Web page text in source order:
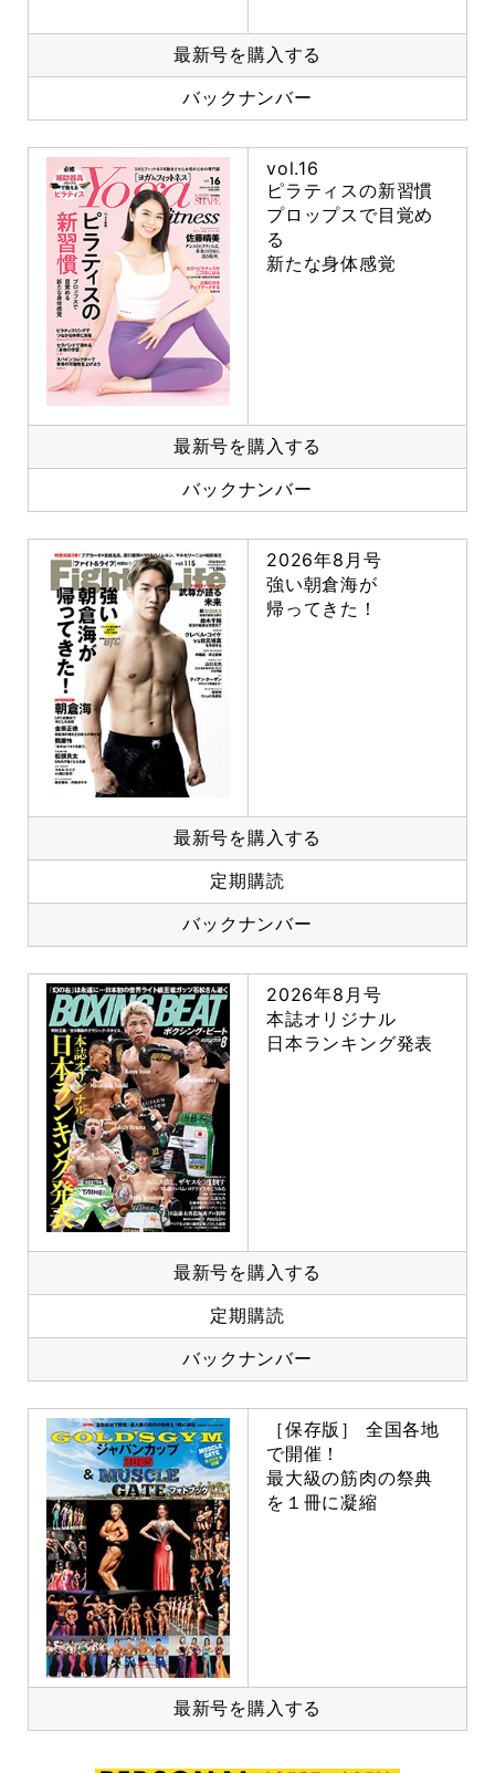
最新号を購入する
バックナンバー
vol.16
ピラティスの新習慣
プロップスで目覚め
る
新たな身体感覚
最新号を購入する
バックナンバー
2026年8月号
強い朝倉海が
帰ってきた！
最新号を購入する
定期購読
バックナンバー
2026年8月号
本誌オリジナル
日本ランキング発表
最新号を購入する
定期購読
バックナンバー
［保存版］ 全国各地
で開催！
最大級の筋肉の祭典
を１冊に凝縮
最新号を購入する